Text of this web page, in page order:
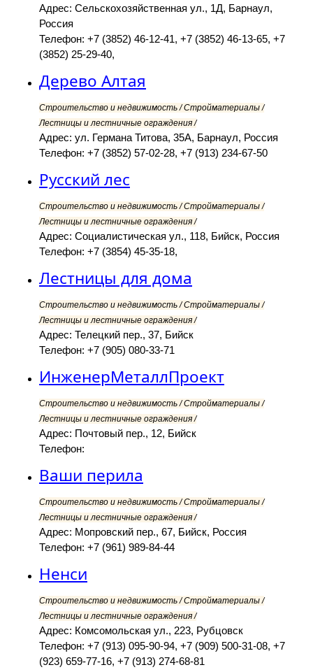
Адрес: Сельскохозяйственная ул., 1Д, Барнаул,
Россия
Телефон: +7 (3852) 46-12-41, +7 (3852) 46-13-65, +7
(3852) 25-29-40,
Дерево Алтая
Строительство и недвижимость / Стройматериалы /
Лестницы и лестничные ограждения /
Адрес: ул. Германа Титова, 35А, Барнаул, Россия
Телефон: +7 (3852) 57-02-28, +7 (913) 234-67-50
Русский лес
Строительство и недвижимость / Стройматериалы /
Лестницы и лестничные ограждения /
Адрес: Социалистическая ул., 118, Бийск, Россия
Телефон: +7 (3854) 45-35-18,
Лестницы для дома
Строительство и недвижимость / Стройматериалы /
Лестницы и лестничные ограждения /
Адрес: Телецкий пер., 37, Бийск
Телефон: +7 (905) 080-33-71
ИнженерМеталлПроект
Строительство и недвижимость / Стройматериалы /
Лестницы и лестничные ограждения /
Адрес: Почтовый пер., 12, Бийск
Телефон:
Ваши перила
Строительство и недвижимость / Стройматериалы /
Лестницы и лестничные ограждения /
Адрес: Мопровский пер., 67, Бийск, Россия
Телефон: +7 (961) 989-84-44
Ненси
Строительство и недвижимость / Стройматериалы /
Лестницы и лестничные ограждения /
Адрес: Комсомольская ул., 223, Рубцовск
Телефон: +7 (913) 095-90-94, +7 (909) 500-31-08, +7
(923) 659-77-16, +7 (913) 274-68-81